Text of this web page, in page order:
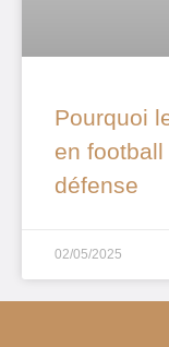
Pourquoi
en
défense
02/05/2025